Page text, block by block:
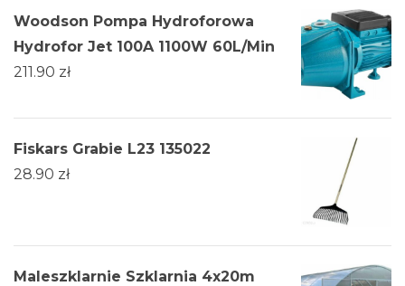
Woodson Pompa Hydroforowa
Hydrofor Jet 100A 1100W 60L/Min
211.90 zł
Fiskars Grabie L23 135022
28.90 zł
Maleszklarnie Szklarnia 4x20m